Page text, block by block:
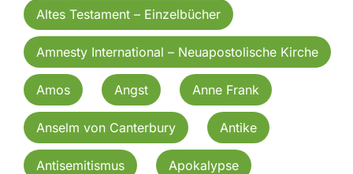
Altes Testament – Einzelbücher
Amnesty International – Neuapostolische Kirche
Amos Angst Anne Frank
Anselm von Canterbury Antike
Antisemitismus Apokalypse